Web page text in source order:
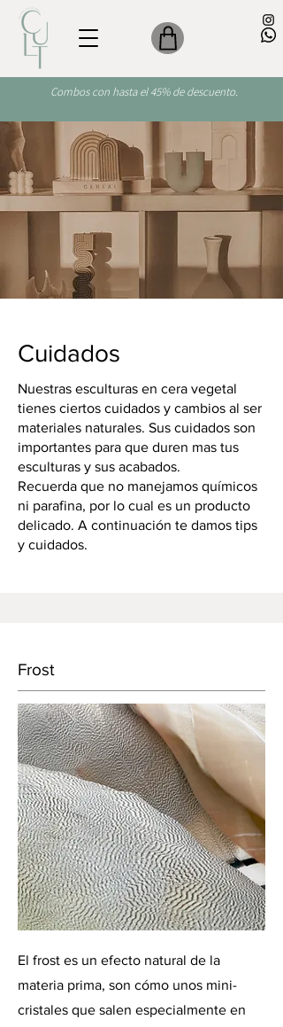
Combos con hasta el 45% de descuento.
Cuidados
Nuestras esculturas en cera vegetal
tienes ciertos cuidados y cambios al ser
materiales naturales. Sus cuidados son
importantes para que duren mas tus
esculturas y sus acabados.
Recuerda que no manejamos químicos
ni parafina, por lo cual es un producto
delicado. A continuación te damos tips
y cuidados.
Frost
El frost es un efecto natural de la
materia prima, son cómo unos mini-
cristales que salen especialmente en